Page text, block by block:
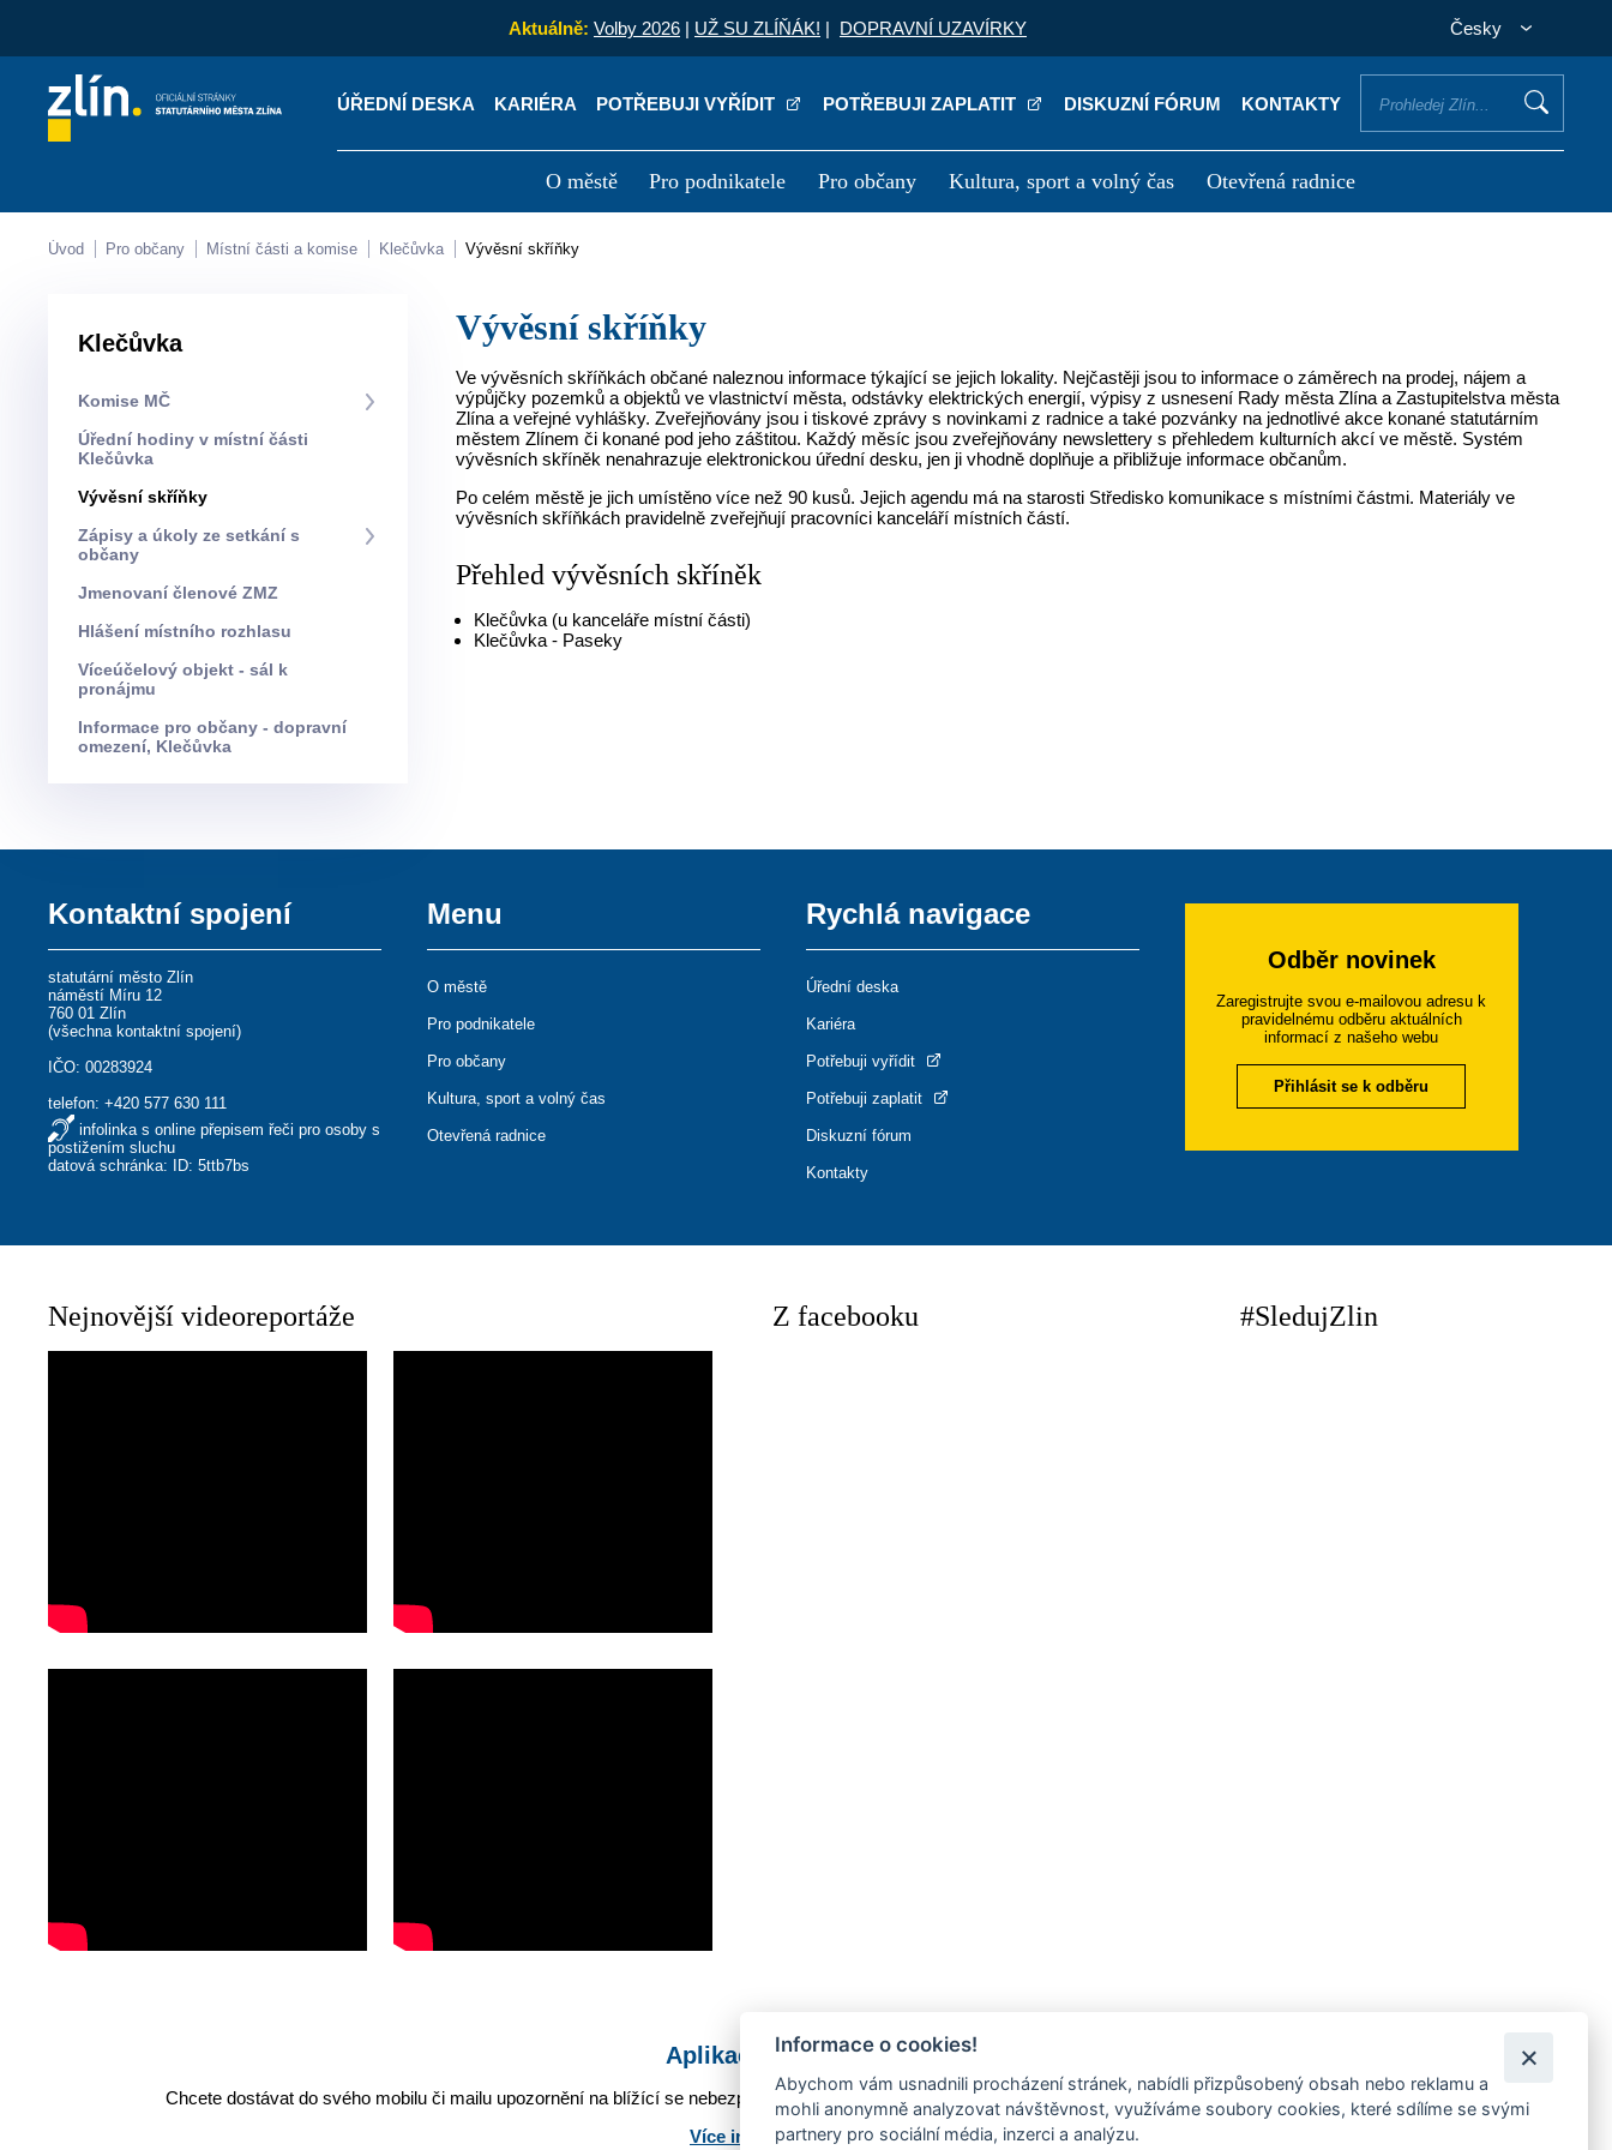
Aktuálně: Volby 2026 | UŽ SU ZLÍŇÁK! | DOPRAVNÍ UZAVÍRKY Česky
ÚŘEDNÍ DESKA KARIÉRA POTŘEBUJI VYŘÍDIT POTŘEBUJI ZAPLATIT DISKUZNÍ FÓRUM KONTAKTY
O městě Pro podnikatele Pro občany Kultura, sport a volný čas Otevřená radnice
Kontakty Úřední deska
Úvod Pro občany Místní části a komise Klečůvka Vývěsní skříňky
Klečůvka
Komise MČ
Úřední hodiny v místní části
Klečůvka
Vývěsní skříňky
Zápisy a úkoly ze setkání s
občany
Jmenovaní členové ZMZ
Hlášení místního rozhlasu
Víceúčelový objekt - sál k
pronájmu
Informace pro občany - dopravní
omezení, Klečůvka
Vývěsní skříňky
Ve vývěsních skříňkách občané naleznou informace týkající se jejich lokality. Nejčastěji jsou to informace o záměrech na prodej, nájem a
výpůjčky pozemků a objektů ve vlastnictví města, odstávky elektrických energií, výpisy z usnesení Rady města Zlína a Zastupitelstva města
Zlína a veřejné vyhlášky. Zveřejňovány jsou i tiskové zprávy s novinkami z radnice a také pozvánky na jednotlivé akce konané statutárním
městem Zlínem či konané pod jeho záštitou. Každý měsíc jsou zveřejňovány newslettery s přehledem kulturních akcí ve městě. Systém
vývěsních skříněk nenahrazuje elektronickou úřední desku, jen ji vhodně doplňuje a přibližuje informace občanům.
Po celém městě je jich umístěno více než 90 kusů. Jejich agendu má na starosti Středisko komunikace s místními částmi. Materiály ve
vývěsních skříňkách pravidelně zveřejňují pracovníci kanceláří místních částí.
Přehled vývěsních skříněk
Klečůvka (u kanceláře místní části)
Klečůvka - Paseky
Kontaktní spojení
statutární město Zlín
náměstí Míru 12
760 01 Zlín
(všechna kontaktní spojení)
IČO: 00283924
telefon:+420 577 630 111
infolinka s online přepisem řeči pro osoby s
postižením sluchu
datová schránka: ID: 5ttb7bs
Menu
O městě
Pro podnikatele
Pro občany
Kultura, sport a volný čas
Otevřená radnice
Rychlá navigace
Úřední deska
Kariéra
Potřebuji vyřídit
Potřebuji zaplatit
Diskuzní fórum
Kontakty
Odběr novinek
Zaregistrujte svou e-mailovou adresu k
pravidelnému odběru aktuálních
informací z našeho webu
Přihlásit se k odběru
Nejnovější videoreportáže Z facebooku #SledujZlin
Aplikace Mobilní rozhlas
Chcete dostávat do svého mobilu či mailu upozornění na blížící se nebezpečí, odstávky, poruchy a výpadky energií, ankety, pozvánky na kulturní a sportovní akce?
Více informací o aplikaci
Informace o cookies!
Abychom vám usnadnili procházení stránek, nabídli přizpůsobený obsah nebo reklamu a
mohli anonymně analyzovat návštěvnost, využíváme soubory cookies, které sdílíme se svými
partnery pro sociální média, inzerci a analýzu.